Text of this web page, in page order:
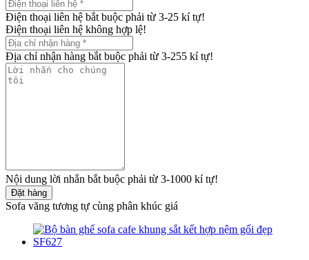
Điện thoại liên hệ bắt buộc phải từ 3-25 kí tự!
Điện thoại liên hệ không hợp lệ!
Địa chỉ nhận hàng bắt buộc phải từ 3-255 kí tự!
Nội dung lời nhắn bắt buộc phải từ 3-1000 kí tự!
Đặt hàng
Sofa văng tương tự cùng phân khúc giá